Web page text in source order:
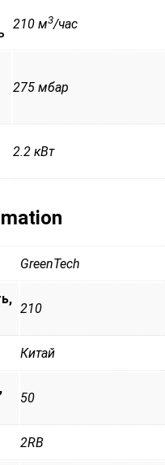
210 м3/час
275 мбар
2.2 кВт
GreenTech
210
Китай
50
2RB